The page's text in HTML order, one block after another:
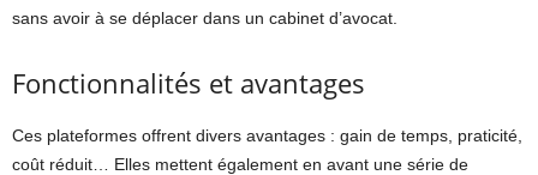
sans avoir à se déplacer dans un cabinet d’avocat.
Fonctionnalités et avantages
Ces plateformes offrent divers avantages : gain de temps, praticité,
coût réduit… Elles mettent également en avant une série de